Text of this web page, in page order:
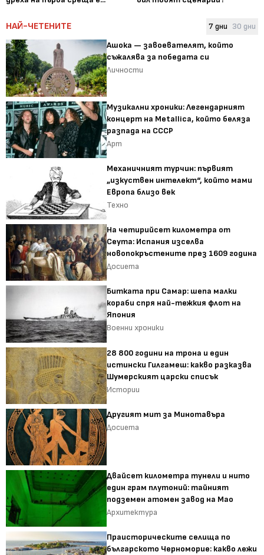
НАЙ-ЧЕТЕНИТЕ 7 дни 30 дни
Ашока — завоевателят, който
съжалява за победата си
Личности
Музикални хроники: Легендарният
концерт на Metallica, който беляза
разпада на СССР
Арт
Механичният турчин: първият
„изкуствен интелект“, който мами
Европа близо век
Техно
На четирийсет километра от
Сеута: Испания изселва
новопокръстените през 1609 година
Досиета
Битката при Самар: шепа малки
кораби спря най-тежкия флот на
Япония
Военни хроники
28 800 години на трона и един
истински Гилгамеш: какво разказва
Шумерският царски списък
Истории
Другият мит за Минотавъра
Досиета
Двайсет километра тунели и нито
един грам плутоний: тайният
подземен атомен завод на Мао
Архитектура
Праисторическите селища по
българското Черноморие: какво лежи